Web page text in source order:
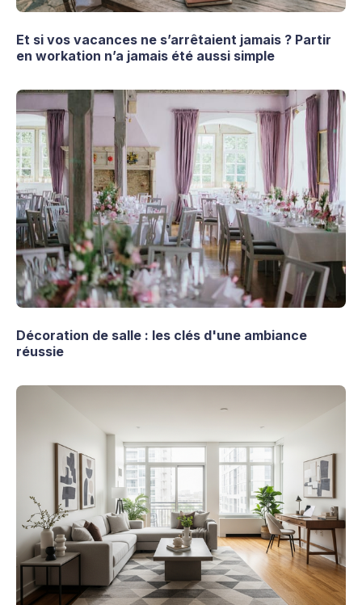
Et si vos vacances ne s’arrêtaient jamais ? Partir
en workation n’a jamais été aussi simple
Décoration de salle : les clés d'une ambiance
réussie